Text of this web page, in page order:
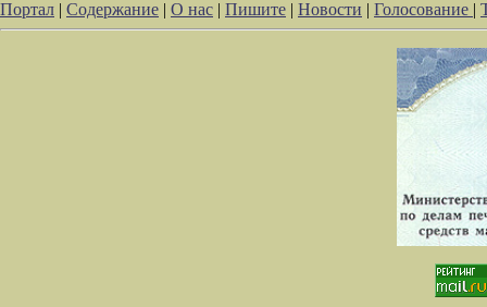
Портал | Содержание | О нас | Пишите | Новости | Голосование |